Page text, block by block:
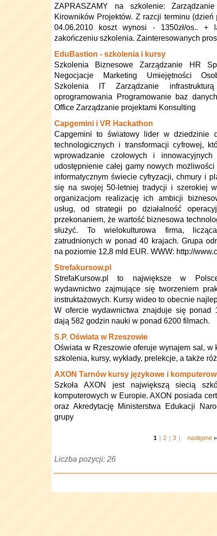
ZAPRASZAMY na szkolenie:
Kirowników Projektów. Z razcji terminu
04.06.2010 koszt wynosi - 1350zł/os.. +
zakończeniu szkolenia. Zainteresowanych
EduBastion - szkolenia i kursy
Szkolenia Biznesowe Zarządzanie HR
Negocjacje Marketing Umiejętności
Szkolenia IT Zarządzanie
oprogramowania Programowanie baz
Office Zarządzanie projektami Konsulting
Capgemini i VR Hackathon
Capgemini to światowy lider w dziedzinie
technologicznych i transformacji cyfrowej,
wprowadzanie czołowych i
udostępnienie całej gamy nowych
informatycznym świecie cyfryzacji, chmury i
się na swojej 50-letniej tradycji i szerokiej
organizacjom realizację ich ambicji
usług, od strategii po działalność
przekonaniem, że wartość biznesowa
służyć. To wielokulturowa firma,
zatrudnionych w ponad 40 krajach. Grupa
na poziomie 12,8 mld EUR. WWW: http://
Strefakursow.pl
StrefaKursow.pl to największe w
wydawnictwo zajmujące się tworzeniem
instruktażowych. Kursy wideo to obecnie
W ofercie wydawnictwa znajduje się ponad
dają 582 godzin nauki w ponad 6200 filmach.
S.P. Oświata w Rzeszowie
Oświata w Rzeszowie oferuje wynajem sal, w
szkolenia, kursy, wykłady, prelekcje, a także
AXON Tarnów kursy językowe i
Szkoła AXON jest największą siecią
komputerowych w Europie. AXON posiada
oraz Akredytację Ministerstwa Edukacji
grupy
1 2 3 następne »
Liczba pozycji: 26